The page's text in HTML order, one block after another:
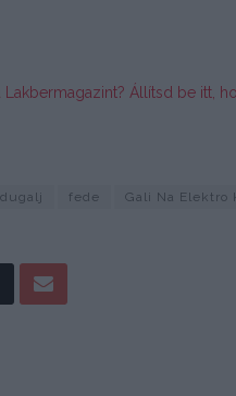
Lakbermagazint? Állítsd be itt,
dugalj fede Gali Na Elektro